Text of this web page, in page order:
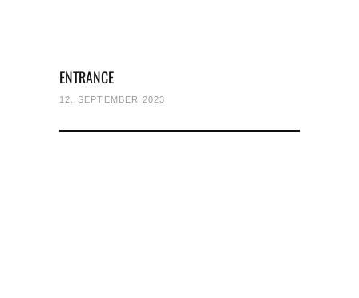
ENTRANCE
12. SEPTEMBER 2023